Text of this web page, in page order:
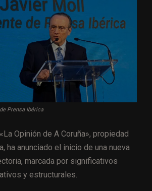
Prensa Ibérica
Opinión de A Coruña», propiedad
ha anunciado el inicio de una nueva
marcada por significativos
y estructurales.